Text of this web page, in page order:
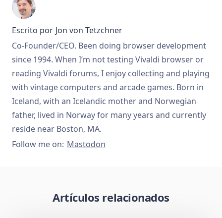
Escrito por Jon von Tetzchner
Co-Founder/CEO. Been doing browser development
since 1994. When I’m not testing Vivaldi browser or
reading Vivaldi forums, I enjoy collecting and playing
with vintage computers and arcade games. Born in
Iceland, with an Icelandic mother and Norwegian
father, lived in Norway for many years and currently
reside near Boston, MA.
Follow me on: Mastodon
Artículos relacionados